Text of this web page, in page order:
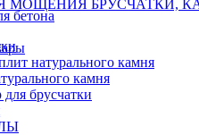
МОЩЕНИЯ БРУСЧАТКИ,
натурального камня
камня
брусчатки
бетона